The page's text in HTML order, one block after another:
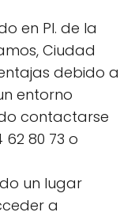
en Pl. de la
Ciudad
debido a
entorno
contactarse
80 73 o
un lugar
a